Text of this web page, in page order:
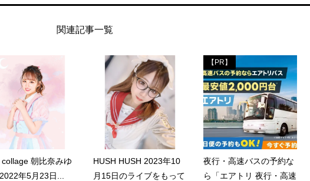
関連記事一覧
collage 朝比奈みゆ
年5月23日...
HUSH HUSH 2023年10
月15日のライブをもって
【PR】
夜行・高速バスの予約な
ら「エアトリ 夜行・高速